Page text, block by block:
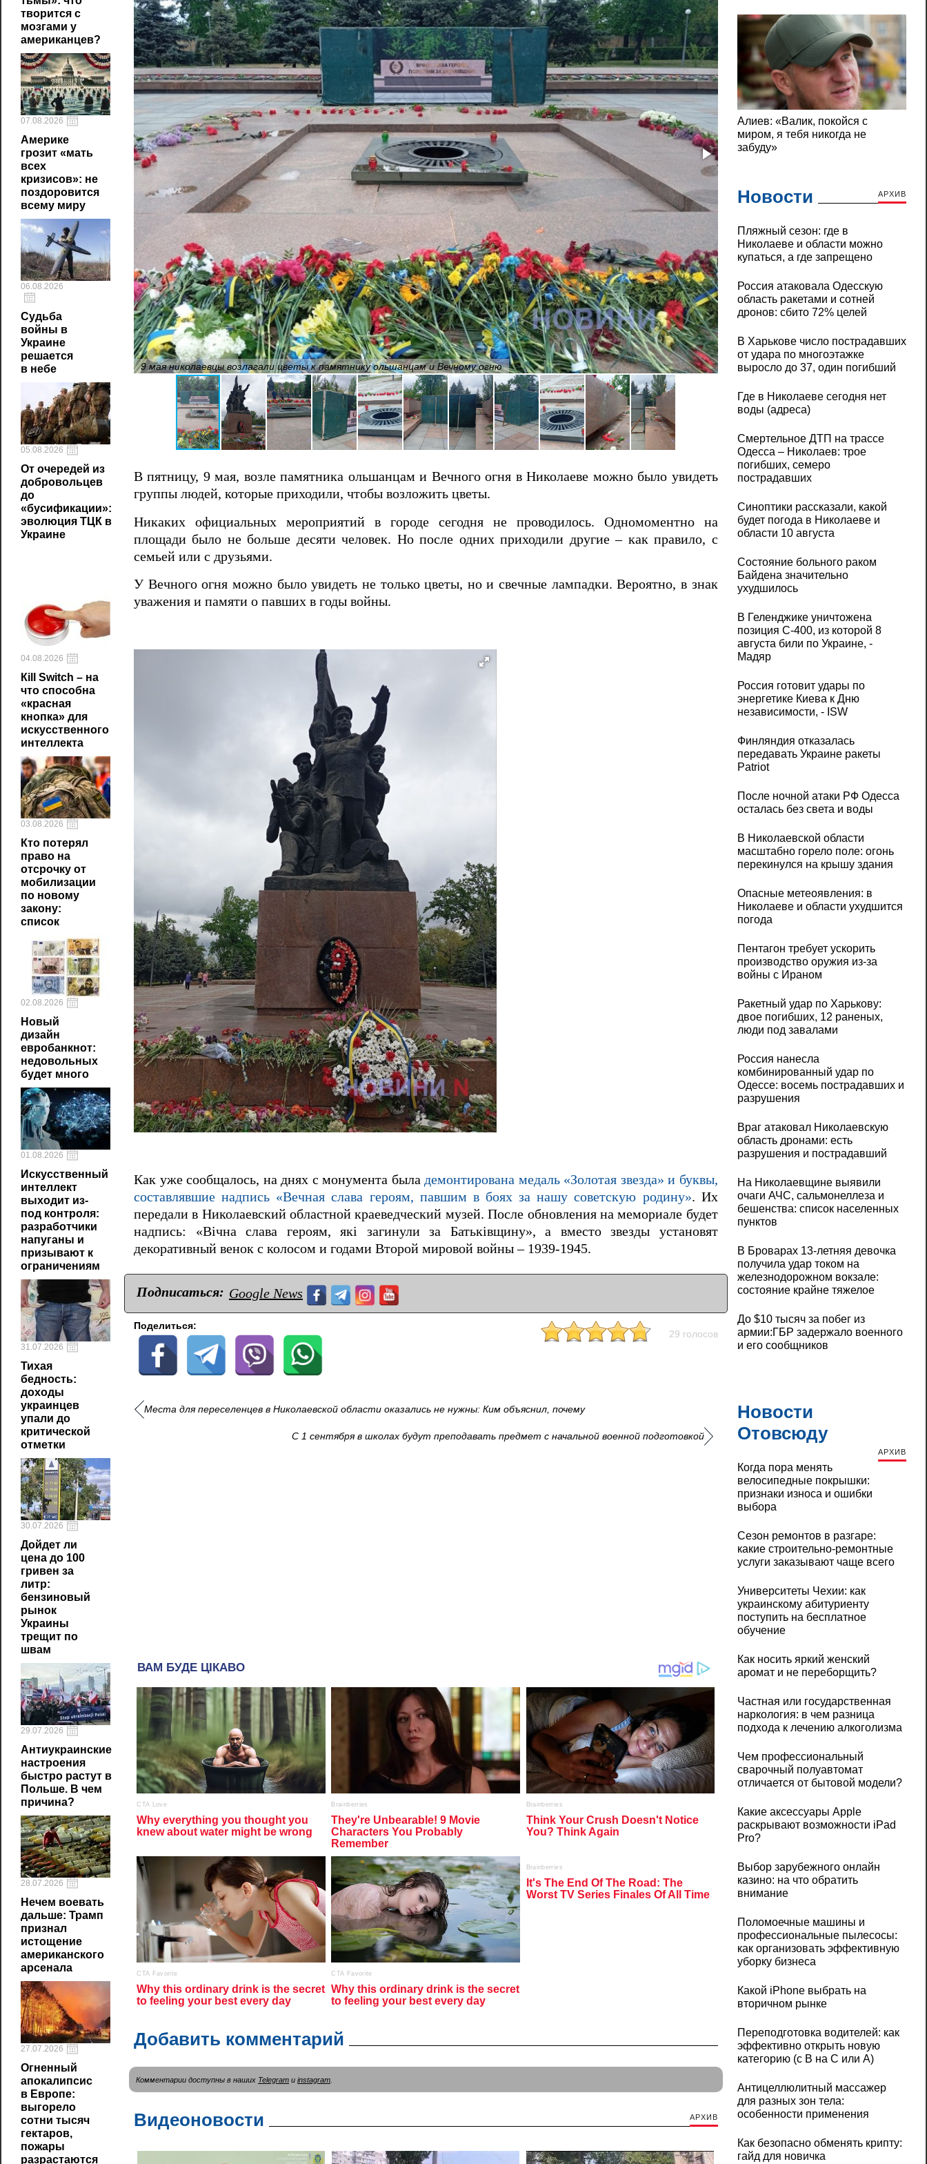
творится с
мозгами у
американцев?
07.08.2026
Америке
грозит «мать
всех
кризисов»: не
поздоровится
всему миру
06.08.2026
Судьба
войны в
Украине
решается
в небе
05.08.2026
От очередей из
добровольцев
до
«бусификации»:
эволюция ТЦК в
Украине
04.08.2026
Кill Switch – на
что способна
«красная
кнопка» для
искусственного
интеллекта
03.08.2026
Кто потерял
право на
отсрочку от
мобилизации
по новому
закону:
список
02.08.2026
Новый
дизайн
евробанкнот:
недовольных
будет много
01.08.2026
Искусственный
интеллект
выходит из-
под контроля:
разработчики
напуганы и
призывают к
ограничениям
31.07.2026
Тихая
бедность:
доходы
украинцев
упали до
критической
отметки
30.07.2026
Дойдет ли
цена до 100
гривен за
литр:
бензиновый
рынок
Украины
трещит по
швам
29.07.2026
Антиукраинские
настроения
быстро растут в
Польше. В чем
причина?
28.07.2026
Нечем воевать
дальше: Трамп
признал
истощение
американского
арсенала
27.07.2026
Огненный
апокалипсис
в Европе:
выгорело
сотни тысяч
гектаров,
пожары
разрастаются
9 мая николаевцы возлагали цветы к памятнику ольшанцам и Вечному огню 9 мая николаевцы возлагали цветы к
В пятницу, 9 мая, возле памятника ольшанцам и Вечного огня в Николаеве можно было увидеть
группы людей, которые приходили, чтобы возложить цветы.
Никаких официальных мероприятий в городе сегодня не проводилось. Одномоментно на
площади было не больше десяти человек. Но после одних приходили другие – как правило, с
семьей или с друзьями.
У Вечного огня можно было увидеть не только цветы, но и свечные лампадки. Вероятно, в знак
уважения и памяти о павших в годы войны.
Как уже сообщалось, на днях с монумента была демонтирована медаль «Золотая звезда» и буквы,
составлявшие надпись «Вечная слава героям, павшим в боях за нашу советскую родину». Их
передали в Николаевский областной краеведческий музей. После обновления на мемориале будет
надпись: «Вічна слава героям, які загинули за Батьківщину», а вместо звезды установят
декоративный венок с колосом и годами Второй мировой войны – 1939-1945.
Подписаться: Google News
Поделиться:
29 голосов
Места для переселенцев в Николаевской области оказались не нужны: Ким объяснил, почему
С 1 сентября в школах будут преподавать предмет с начальной военной подготовкой
Добавить комментарий
Комментарии доступны в наших Telegram и instagram
Видеоновости АРХИВ
Новости АРХИВ
Пляжный сезон: где в
Николаеве и области можно
купаться, а где запрещено
Россия атаковала Одесскую
область ракетами и сотней
дронов: сбито 72% целей
В Харькове число пострадавших
от удара по многоэтажке
выросло до 37, один погибший
Где в Николаеве сегодня нет
воды (адреса)
Смертельное ДТП на трассе
Одесса – Николаев: трое
погибших, семеро
пострадавших
Синоптики рассказали, какой
будет погода в Николаеве и
области 10 августа
Состояние больного раком
Байдена значительно
ухудшилось
В Геленджике уничтожена
позиция С-400, из которой 8
августа били по Украине, -
Мадяр
Россия готовит удары по
энергетике Киева к Дню
независимости, - ISW
Финляндия отказалась
передавать Украине ракеты
Patriot
После ночной атаки РФ Одесса
осталась без света и воды
В Николаевской области
масштабно горело поле: огонь
перекинулся на крышу здания
Опасные метеоявления: в
Николаеве и области ухудшится
погода
Пентагон требует ускорить
производство оружия из-за
войны с Ираном
Ракетный удар по Харькову:
двое погибших, 12 раненых,
люди под завалами
Россия нанесла
комбинированный удар по
Одессе: восемь пострадавших и
разрушения
Враг атаковал Николаевскую
область дронами: есть
разрушения и пострадавший
На Николаевщине выявили
очаги АЧС, сальмонеллеза и
бешенства: список населенных
пунктов
В Броварах 13-летняя девочка
получила удар током на
железнодорожном вокзале:
состояние крайне тяжелое
До $10 тысяч за побег из
армии:ГБР задержало военного
и его сообщников
Новости
Отовсюду
АРХИВ
Когда пора менять
велосипедные покрышки:
признаки износа и ошибки
выбора
Сезон ремонтов в разгаре:
какие строительно-ремонтные
услуги заказывают чаще всего
Университеты Чехии: как
украинскому абитуриенту
поступить на бесплатное
обучение
Как носить яркий женский
аромат и не переборщить?
Частная или государственная
наркология: в чем разница
подхода к лечению алкоголизма
Чем профессиональный
сварочный полуавтомат
отличается от бытовой модели?
Какие аксессуары Apple
раскрывают возможности iPad
Pro?
Выбор зарубежного онлайн
казино: на что обратить
внимание
Поломоечные машины и
профессиональные пылесосы:
как организовать эффективную
уборку бизнеса
Какой iPhone выбрать на
вторичном рынке
Переподготовка водителей: как
эффективно открыть новую
категорию (с B на C или А)
Антицеллюлитный массажер
для разных зон тела:
особенности применения
Как безопасно обменять крипту:
гайд для новичка